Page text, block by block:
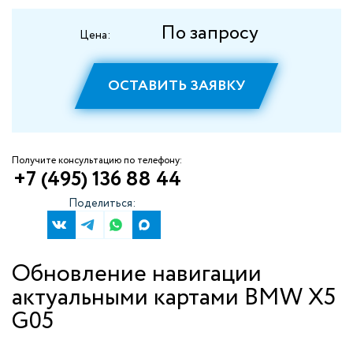
Цена: По запросу
ОСТАВИТЬ ЗАЯВКУ
Получите консультацию по телефону:
+7 (495) 136 88 44
Поделиться:
Обновление навигации
актуальными картами BMW X5
G05